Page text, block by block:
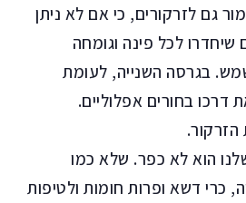
גם לזרקורים, כי אם לא ניתן
לכל פינה וגומחה
בגרסה השנייה, לעומת
דרכו בחורים אפלוליים.
הוא לא כפר. שלא כמו
כרי דשא ופרות חומות ולטיפות